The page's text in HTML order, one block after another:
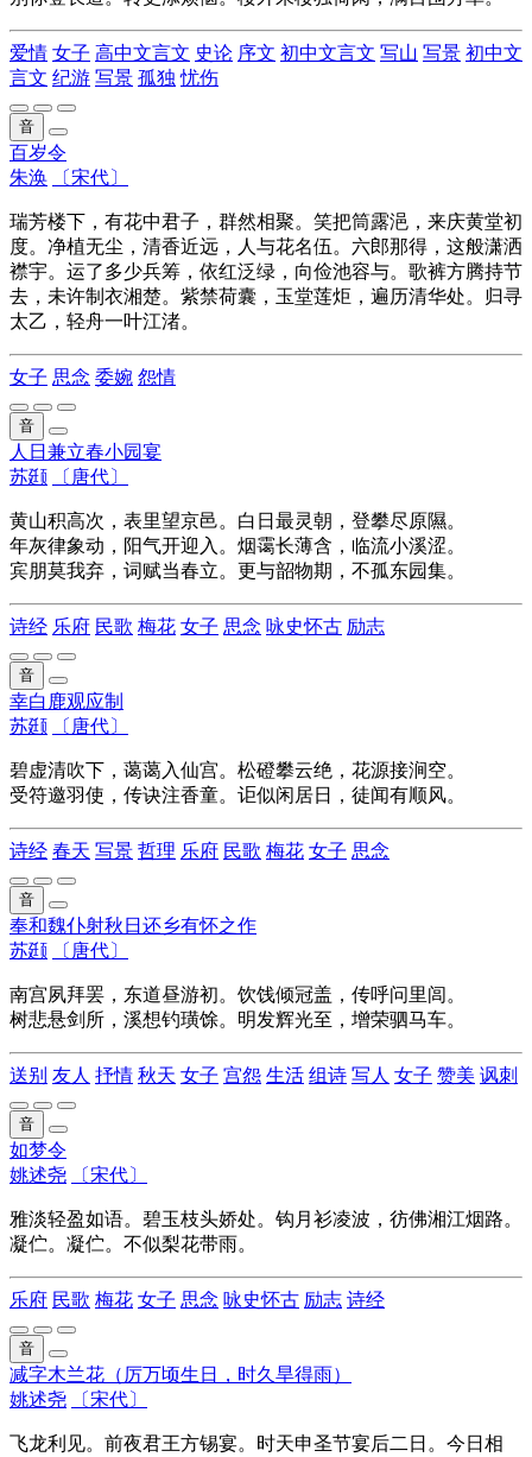
爱情 女子 高中文言文 史论 序文 初中文言文 写山 写景 初中文
言文 纪游 写景 孤独 忧伤
音
百岁令
朱涣
〔宋代〕
瑞芳楼下，有花中君子，群然相聚。笑把筒露浥，来庆黄堂初
度。净植无尘，清香近远，人与花名伍。六郎那得，这般潇洒
襟宇。运了多少兵筹，依红泛绿，向俭池容与。歌裤方腾持节
去，未许制衣湘楚。紫禁荷囊，玉堂莲炬，遍历清华处。归寻
太乙，轻舟一叶江渚。
女子 思念 委婉 怨情
音
人日兼立春小园宴
苏颋
〔唐代〕
黄山积高次，表里望京邑。白日最灵朝，登攀尽原隰。
年灰律象动，阳气开迎入。烟霭长薄含，临流小溪涩。
宾朋莫我弃，词赋当春立。更与韶物期，不孤东园集。
诗经 乐府 民歌 梅花 女子 思念 咏史怀古 励志
音
幸白鹿观应制
苏颋
〔唐代〕
碧虚清吹下，蔼蔼入仙宫。松磴攀云绝，花源接涧空。
受符邀羽使，传诀注香童。讵似闲居日，徒闻有顺风。
诗经 春天 写景 哲理 乐府 民歌 梅花 女子 思念
音
奉和魏仆射秋日还乡有怀之作
苏颋
〔唐代〕
南宫夙拜罢，东道昼游初。饮饯倾冠盖，传呼问里闾。
树悲悬剑所，溪想钓璜馀。明发辉光至，增荣驷马车。
送别 友人 抒情 秋天 女子 宫怨 生活 组诗 写人 女子 赞美 讽刺
音
如梦令
姚述尧
〔宋代〕
雅淡轻盈如语。碧玉枝头娇处。钩月衫凌波，彷佛湘江烟路。
凝伫。凝伫。不似梨花带雨。
乐府 民歌 梅花 女子 思念 咏史怀古 励志 诗经
音
减字木兰花（厉万顷生日，时久旱得雨）
姚述尧
〔宋代〕
飞龙利见。前夜君王方锡宴。时天申圣节宴后二日。今日相